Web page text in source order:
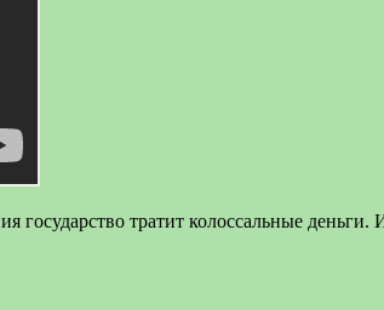
государство тратит колоссальные